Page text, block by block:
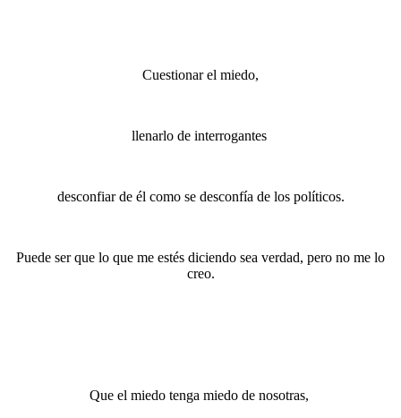
Cuestionar el miedo,
llenarlo de interrogantes
desconfiar de él como se desconfía de los políticos.
Puede ser que lo que me estés diciendo sea verdad, pero no me lo
creo.
Que el miedo tenga miedo de nosotras,